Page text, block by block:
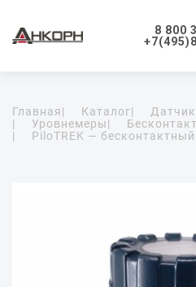
8 800
Главная| Каталог|
|
Уровнемеры|
|
PiloTREK —